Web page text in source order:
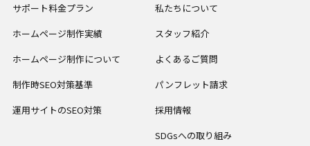
サポート料金プラン
ホームページ制作実績
ホームページ制作について
制作時SEO対策基準
運用サイトのSEO対策
私たちについて
スタッフ紹介
よくあるご質問
パンフレット請求
採用情報
SDGsへの取り組み